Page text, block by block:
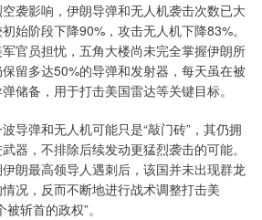
袭影响，伊朗导弹和无人机袭击次数已大
始阶段下降90%，攻击无人机下降83%。
官员担忧，五角大楼尚未完全掌握伊朗所
留多达50%的导弹和发射器，每天虽在被
储备，用于打击美国雷达等关键目标。
导弹和无人机可能只是“敲门砖”，其仍拥
器，不排除后续发动更猛烈袭击的可能。
朗最高领导人遇刺后，该国并未出现群龙
况，反而不断地进行战术调整打击美
斩首的政权”。